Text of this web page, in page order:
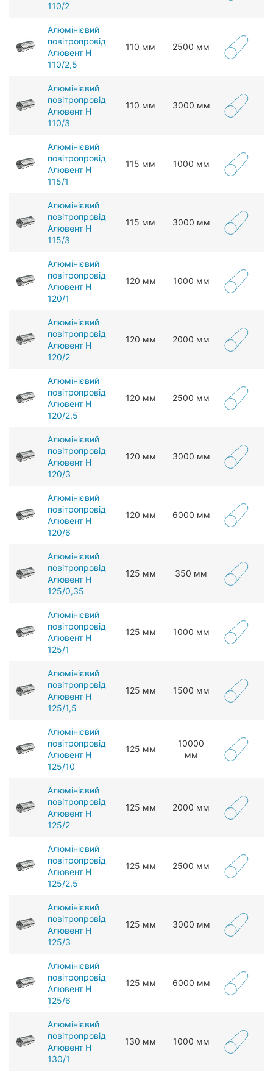
110/2
Алюмінієвий
повітропровід
Алювент Н
110/2,5
110 мм 2500 мм
Алюмінієвий
повітропровід
Алювент Н
110/3
110 мм 3000 мм
Алюмінієвий
повітропровід
Алювент Н
115/1
115 мм 1000 мм
Алюмінієвий
повітропровід
Алювент Н
115/3
115 мм 3000 мм
Алюмінієвий
повітропровід
Алювент Н
120/1
120 мм 1000 мм
Алюмінієвий
повітропровід
Алювент Н
120/2
120 мм 2000 мм
Алюмінієвий
повітропровід
Алювент Н
120/2,5
120 мм 2500 мм
Алюмінієвий
повітропровід
Алювент Н
120/3
120 мм 3000 мм
Алюмінієвий
повітропровід
Алювент Н
120/6
120 мм 6000 мм
Алюмінієвий
повітропровід
Алювент Н
125/0,35
125 мм 350 мм
Алюмінієвий
повітропровід
Алювент Н
125/1
125 мм 1000 мм
Алюмінієвий
повітропровід
Алювент Н
125/1,5
125 мм 1500 мм
Алюмінієвий
повітропровід
Алювент Н
125/10
125 мм
10000
мм
Алюмінієвий
повітропровід
Алювент Н
125/2
125 мм 2000 мм
Алюмінієвий
повітропровід
Алювент Н
125/2,5
125 мм 2500 мм
Алюмінієвий
повітропровід
Алювент Н
125/3
125 мм 3000 мм
Алюмінієвий
повітропровід
Алювент Н
125/6
125 мм 6000 мм
Алюмінієвий
повітропровід
Алювент Н
130/1
130 мм 1000 мм